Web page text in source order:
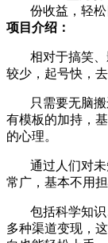
项目介绍：
相对于搞笑
较少，起号快，
只需要无脑
有模板的加持，
的心理。
通过人们对
常广，基本不用
包括科学知
多种渠道变现，